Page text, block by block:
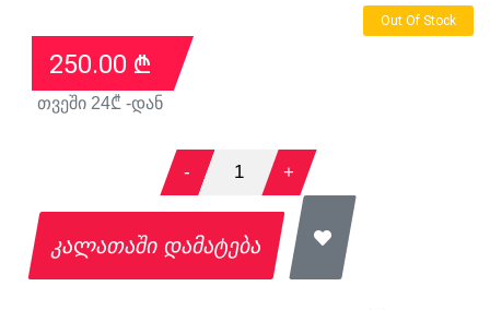
Out Of Stock
250.00 ₾
თვეში 24₾ -დან
- 1 +
კალათაში დამატება